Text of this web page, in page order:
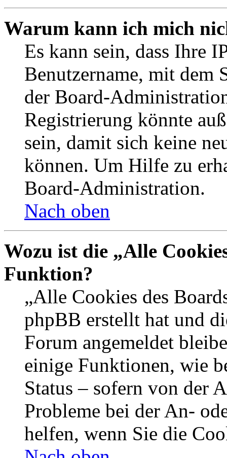
Warum kann ich mich
Es kann sein, dass Ihre
Benutzername, mit dem
der Board-
Registrierung könnte
sein, damit sich keine
können. Um Hilfe zu
Board-Administration.
Nach oben
Wozu ist die „Alle
Funktion?
„Alle Cookies des
phpBB erstellt hat und
Forum angemeldet
einige Funktionen, wie
Status – sofern von der
Probleme bei der An-
helfen, wenn Sie die